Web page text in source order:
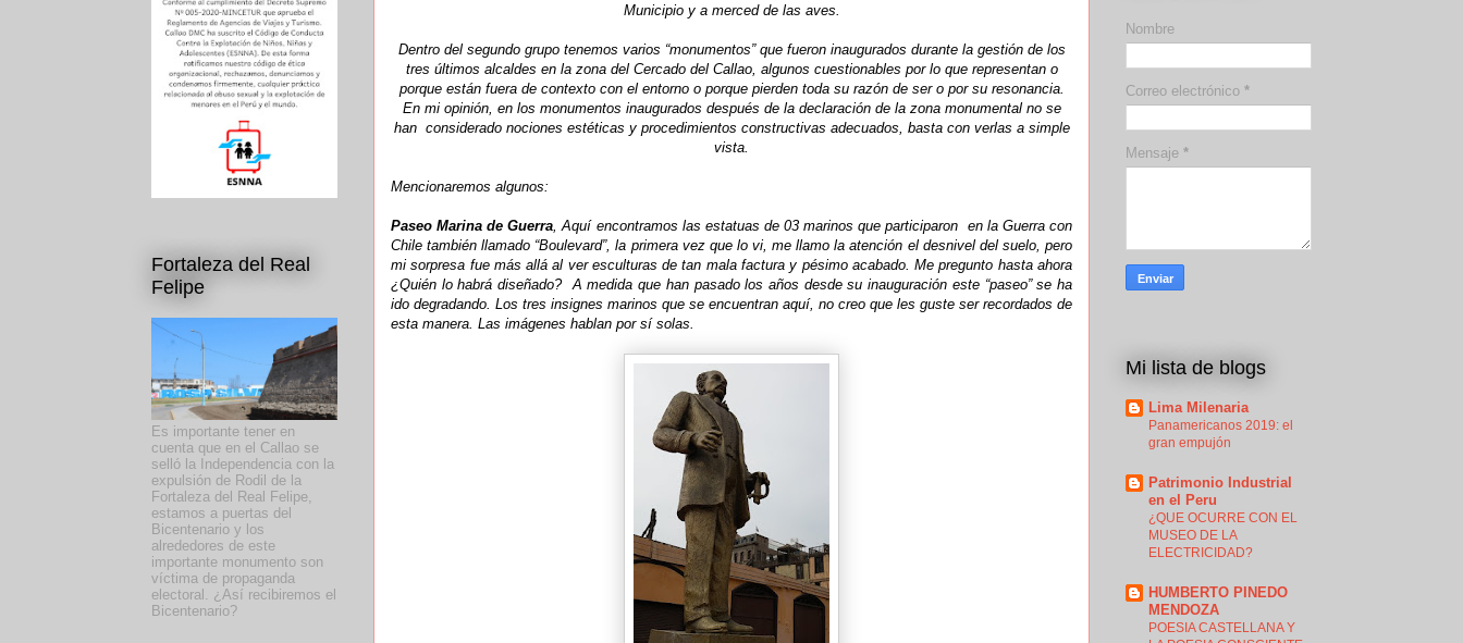
Municipio y a merced de las aves.
Dentro del segundo grupo tenemos varios “monumentos” que fueron inaugurados durante la gestión de los
tres últimos alcaldes en la zona del Cercado del Callao, algunos cuestionables por lo que representan o
porque están fuera de contexto con el entorno o porque pierden toda su razón de ser o por su resonancia.
En mi opinión, en los monumentos inaugurados después de la declaración de la zona monumental no se
han considerado nociones estéticas y procedimientos constructivas adecuados, basta con verlas a simple
vista.
Mencionaremos algunos:
Paseo Marina de Guerra , Aquí encontramos las estatuas de 03 marinos que participaron en la Guerra con
Chile también llamado “Boulevard”, la primera vez que lo vi, me llamo la atención el desnivel del suelo, pero
mi sorpresa fue más allá al ver esculturas de tan mala factura y pésimo acabado. Me pregunto hasta ahora
¿Quién lo habrá diseñado? A medida que han pasado los años desde su inauguración este “paseo” se ha
ido degradando. Los tres insignes marinos que se encuentran aquí, no creo que les guste ser recordados de
esta manera. Las imágenes hablan por sí solas.
Fortaleza del Real
Felipe
Es importante tener en
cuenta que en el Callao se
selló la Independencia con la
expulsión de Rodil de la
Fortaleza del Real Felipe,
estamos a puertas del
Bicentenario y los
alrededores de este
importante monumento son
víctima de propaganda
electoral. ¿Así recibiremos el
Bicentenario?
Nombre
Correo electrónico *
Mensaje *
Mi lista de blogs
Lima Milenaria
Panamericanos 2019: el
gran empujón
Patrimonio Industrial
en el Peru
¿QUE OCURRE CON EL
MUSEO DE LA
ELECTRICIDAD?
HUMBERTO PINEDO
MENDOZA
POESIA CASTELLANA Y